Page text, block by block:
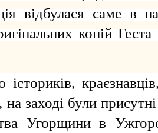
відбулася саме в
копій
істориків,
на заході були
Угорщини в